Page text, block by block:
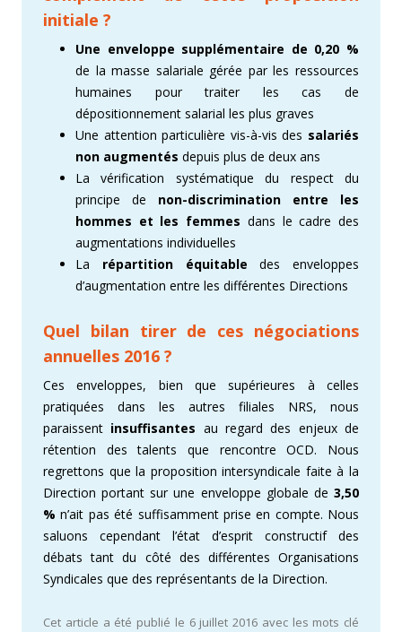
initiale ?
Une enveloppe supplémentaire de 0,20 %
de la masse salariale gérée par les ressources
humaines pour traiter les cas de
dépositionnement salarial les plus graves
Une attention particulière vis-à-vis des salariés
non augmentés depuis plus de deux ans
La vérification systématique du respect du
principe de non-discrimination entre les
hommes et les femmes dans le cadre des
augmentations individuelles
La répartition équitable des enveloppes
d’augmentation entre les différentes Directions
Quel bilan tirer de ces négociations
annuelles 2016 ?
Ces enveloppes, bien que supérieures à celles
pratiquées dans les autres filiales NRS, nous
paraissent insuffisantes au regard des enjeux de
rétention des talents que rencontre OCD. Nous
regrettons que la proposition intersyndicale faite à la
Direction portant sur une enveloppe globale de 3,50
% n’ait pas été suffisamment prise en compte. Nous
saluons cependant l’état d’esprit constructif des
débats tant du côté des différentes Organisations
Syndicales que des représentants de la Direction.
Cet article a été publié le 6 juillet 2016 avec les mots clé